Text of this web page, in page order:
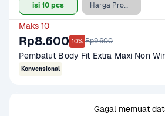
isi 10 pcs Harga Promo (isi 10 pcs)
Maks 10
Rp8.600 10% Rp9.600
Pembalut Body Fit Extra Maxi Non
Konvensional
Gagal memuat